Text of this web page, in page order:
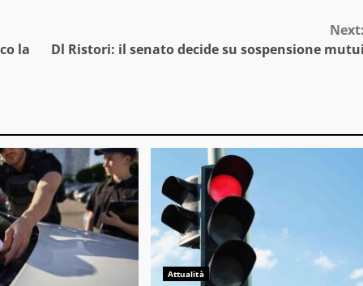
la
Dl Ristori: il senato decide su sospensione
Attualità